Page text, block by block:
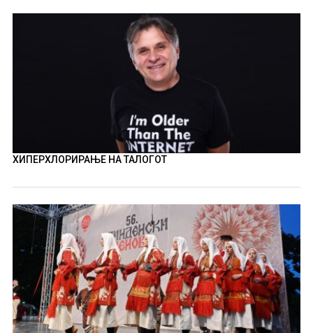
ХИПЕРХЛОРИРАЊЕ НА ТАЛОГОТ